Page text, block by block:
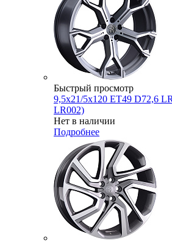
Быстрый просмотр
9,5x21/5x120 ET49 D72,6
LR002)
Нет в наличии
Подробнее